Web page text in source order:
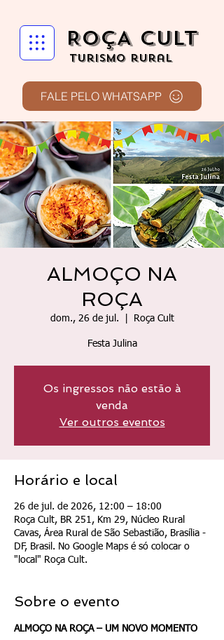
ROÇA CULT
turismo rural
FALE PELO WHATSAPP
ALMOÇO NA
ROÇA
dom., 26 de jul. Roça Cult
Festa Julina
Os ingressos não estão à
venda
Ver outros eventos
Horário e local
26 de jul. de 2026, 12:00 – 18:00
Roça Cult, BR 251, Km 29, Núcleo Rural
Cavas, Área Rural de São Sebastião, Brasília -
DF, Brasil. No Google Maps é só colocar o
"local" Roça Cult.
Sobre o evento
ALMOÇO NA ROÇA – UM NOVO MOMENTO